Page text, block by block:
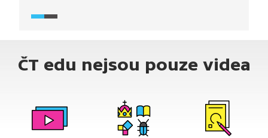
ČT edu nejsou pouze videa